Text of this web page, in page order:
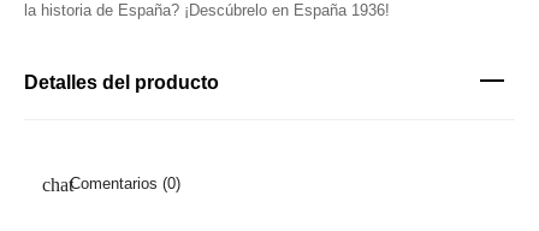
la historia de España? ¡Descúbrelo en España 1936!
Detalles del producto
Comentarios (0)